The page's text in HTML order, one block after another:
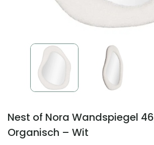
Nest of Nora Wandspiegel
Organisch – Wit